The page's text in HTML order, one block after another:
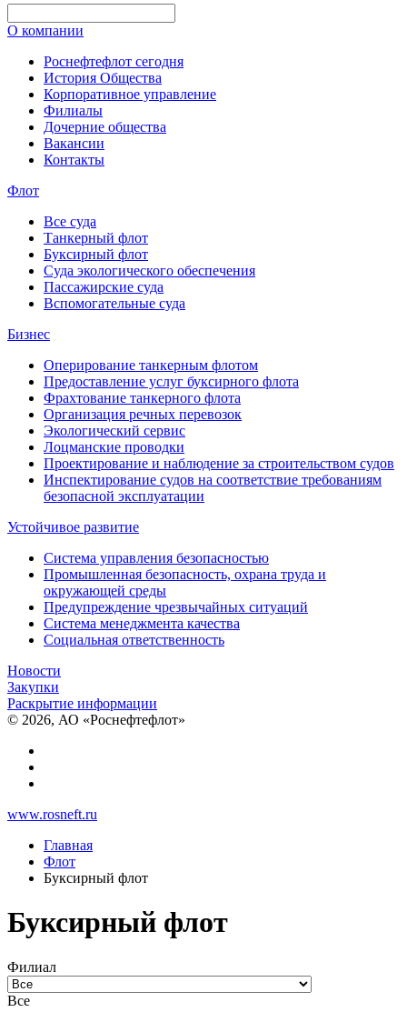
О компании
Роснефтефлот сегодня
История Общества
Корпоративное управление
Филиалы
Дочерние общества
Вакансии
Контакты
Флот
Все суда
Танкерный флот
Буксирный флот
Суда экологического обеспечения
Пассажирские суда
Вспомогательные суда
Бизнес
Оперирование танкерным флотом
Предоставление услуг буксирного флота
Фрахтование танкерного флота
Организация речных перевозок
Экологический сервис
Лоцманские проводки
Проектирование и наблюдение за строительством судов
Инспектирование судов на соответствие требованиям
безопасной эксплуатации
Устойчивое развитие
Система управления безопасностью
Промышленная безопасность, охрана труда и
окружающей среды
Предупреждение чрезвычайных ситуаций
Система менеджмента качества
Социальная ответственность
Новости
Закупки
Раскрытие информации
© 2026, АО «Роснефтефлот»
www.rosneft.ru
Главная
Флот
Буксирный флот
Буксирный флот
Филиал
Все